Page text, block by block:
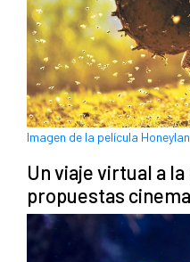
Imagen de la película
Un viaje virtual a
propuestas